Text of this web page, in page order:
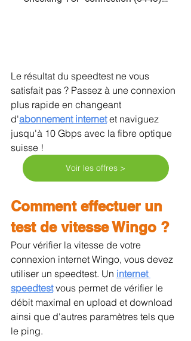
Le résultat du speedtest ne vous
satisfait pas ? Passez à une connexion
plus rapide en changeant
d'abonnement internet et naviguez
jusqu'à 10 Gbps avec la fibre optique
suisse !
Voir les offres >
Comment effectuer un
test de vitesse Wingo ?
Pour vérifier la vitesse de votre
connexion internet Wingo, vous devez
utiliser un speedtest. Un internet
speedtest vous permet de vérifier le
débit maximal en upload et download
ainsi que d'autres paramètres tels que
le ping.